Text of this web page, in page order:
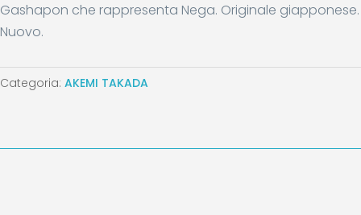
Gashapon che rappresenta Nega. Originale giapponese.
Nuovo.
Categoria: AKEMI TAKADA